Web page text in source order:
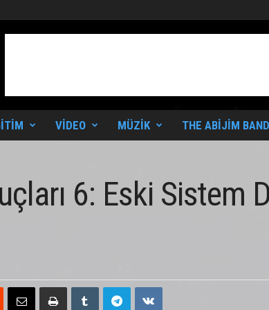
VIDEO MÜZIK THE ABIJIM BAND
6: Eski Sistem